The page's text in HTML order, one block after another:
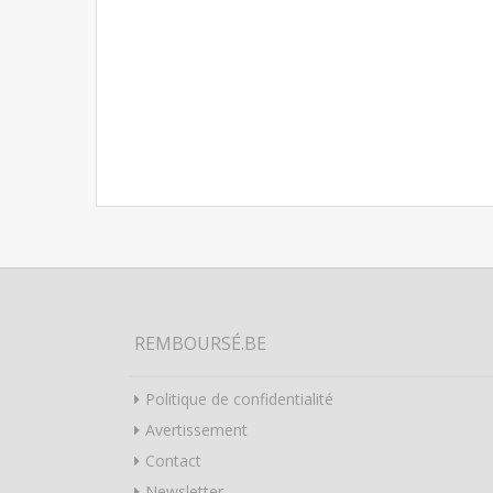
REMBOURSÉ.BE
Politique de confidentialité
Avertissement
Contact